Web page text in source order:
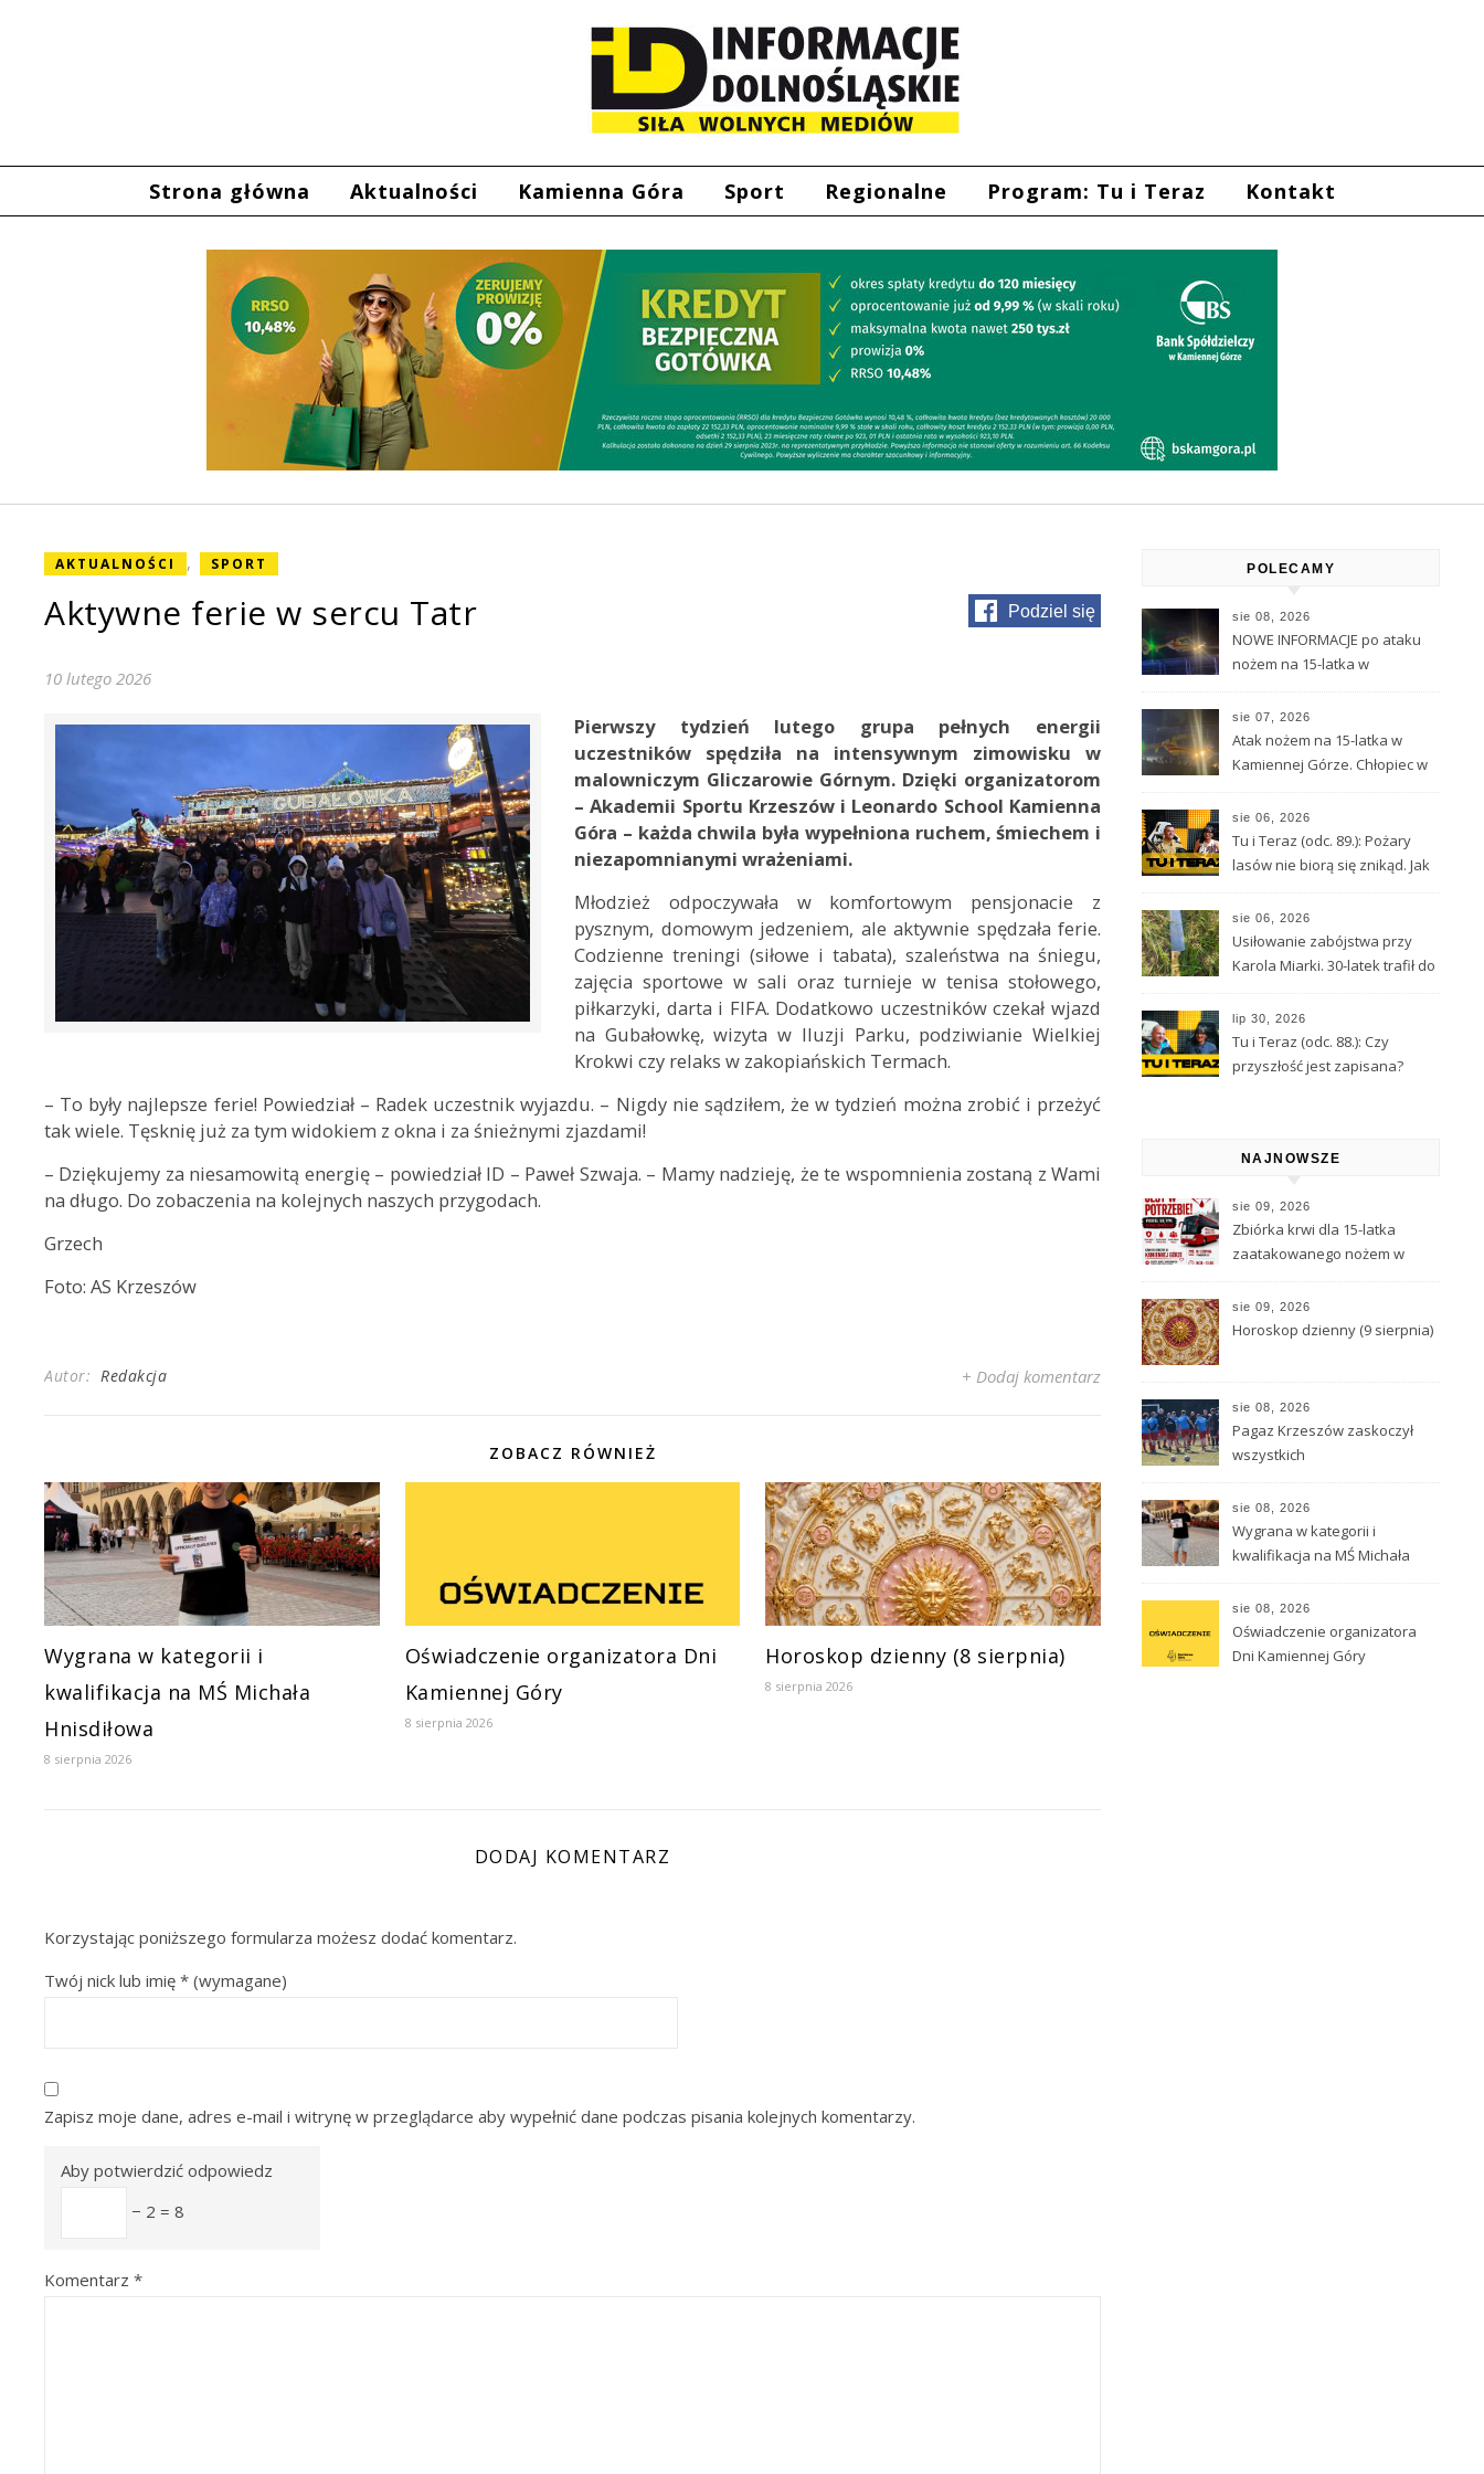
Strona główna Aktualności Kamienna Góra Sport Regionalne Program: Tu i Teraz Kontakt
AKTUALNOŚCI , SPORT
Aktywne ferie w sercu Tatr Podziel się
10 lutego 2026
Pierwszy tydzień lutego grupa pełnych energii
uczestników spędziła na intensywnym zimowisku w
malowniczym Gliczarowie Górnym. Dzięki organizatorom
– Akademii Sportu Krzeszów i Leonardo School Kamienna
Góra – każda chwila była wypełniona ruchem, śmiechem i
niezapomnianymi wrażeniami.
Młodzież odpoczywała w komfortowym pensjonacie z
pysznym, domowym jedzeniem, ale aktywnie spędzała ferie.
Codzienne treningi (siłowe i tabata), szaleństwa na śniegu,
zajęcia sportowe w sali oraz turnieje w tenisa stołowego,
piłkarzyki, darta i FIFA. Dodatkowo uczestników czekał wjazd
na Gubałowkę, wizyta w Iluzji Parku, podziwianie Wielkiej
Krokwi czy relaks w zakopiańskich Termach.
– To były najlepsze ferie! Powiedział – Radek uczestnik wyjazdu. – Nigdy nie sądziłem, że w tydzień można zrobić i przeżyć
tak wiele. Tęsknię już za tym widokiem z okna i za śnieżnymi zjazdami!
– Dziękujemy za niesamowitą energię – powiedział ID – Paweł Szwaja. – Mamy nadzieję, że te wspomnienia zostaną z Wami
na długo. Do zobaczenia na kolejnych naszych przygodach.
Grzech
Foto: AS Krzeszów
Autor: Redakcja + Dodaj komentarz
ZOBACZ RÓWNIEŻ
Wygrana w kategorii i
kwalifikacja na MŚ Michała
Hnisdiłowa
8 sierpnia 2026
Oświadczenie organizatora Dni
Kamiennej Góry
8 sierpnia 2026
Horoskop dzienny (8 sierpnia)
8 sierpnia 2026
DODAJ KOMENTARZ
Korzystając poniższego formularza możesz dodać komentarz.
Twój nick lub imię * (wymagane)
Zapisz moje dane, adres e-mail i witrynę w przeglądarce aby wypełnić dane podczas pisania kolejnych komentarzy.
Aby potwierdzić odpowiedz
− 2 = 8
Komentarz *
POLECAMY
sie 08, 2026
NOWE INFORMACJE po ataku
nożem na 15-latka w
sie 07, 2026
Atak nożem na 15-latka w
Kamiennej Górze. Chłopiec w
przetransportowany
śmigłowcem LPR
sie 06, 2026
Tu i Teraz (odc. 89.): Pożary
lasów nie biorą się znikąd. Jak
sie 06, 2026
Usiłowanie zabójstwa przy
Karola Miarki. 30-latek trafił do
lip 30, 2026
Tu i Teraz (odc. 88.): Czy
przyszłość jest zapisana?
NAJNOWSZE
sie 09, 2026
Zbiórka krwi dla 15-latka
zaatakowanego nożem w
sie 09, 2026
Horoskop dzienny (9 sierpnia)
sie 08, 2026
Pagaz Krzeszów zaskoczył
wszystkich
sie 08, 2026
Wygrana w kategorii i
kwalifikacja na MŚ Michała
sie 08, 2026
Oświadczenie organizatora
Dni Kamiennej Góry